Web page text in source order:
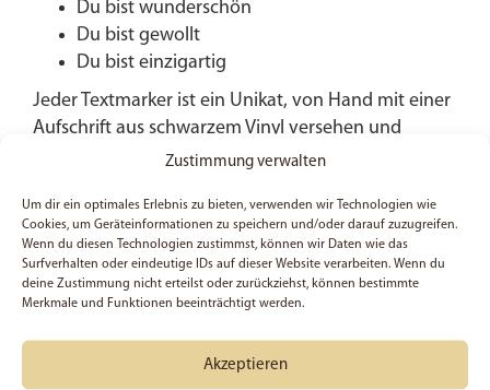
Zustimmung verwalten
Um dir ein optimales Erlebnis zu bieten, verwenden wir Technologien wie
Cookies, um Geräteinformationen zu speichern und/oder darauf zuzugreifen.
Wenn du diesen Technologien zustimmst, können wir Daten wie das
Surfverhalten oder eindeutige IDs auf dieser Website verarbeiten. Wenn du
deine Zustimmung nicht erteilst oder zurückziehst, können bestimmte
Merkmale und Funktionen beeinträchtigt werden.
Akzeptieren
Du bist wunderschön
Du bist gewollt
Du bist einzigartig
Jeder Textmarker ist ein Unikat, von Hand mit einer
Aufschrift aus schwarzem Vinyl versehen und
anschließend mit Epoxidharz überzogen, was ihnen
auch eine bemerkenswerte Robustheit. Diese Stifte
sind nicht nur für den persönlichen Gebrauch,
sondern eignen sich auch wunderbar als Geschenk,
um die kostbare Botschaft von Gottes Liebe an
Textmarker dein täglicher Begleiter sein und
erinnere dich daran, dass du ein Meisterwerk Gottes